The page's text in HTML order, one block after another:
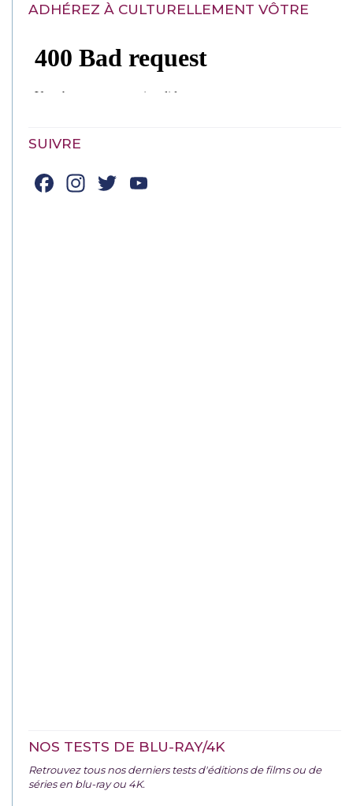
ADHÉREZ À CULTURELLEMENT VÔTRE
SUIVRE
Facebook
Instagram
Twitter
NOS TESTS DE BLU-RAY/4K
Retrouvez tous nos derniers tests d'éditions de films ou de
séries en blu-ray ou 4K.